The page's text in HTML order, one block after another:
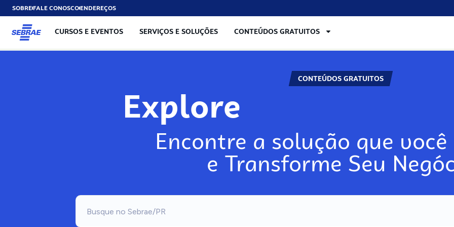
SOBREFALE CONOSCOENDEREÇOS
CURSOS E EVENTOS SERVIÇOS E SOLUÇÕES CONTEÚDOS GRATUITOS
CONTEÚDOS GRATUITOS
Explore
Encontre a solução que você
e Transforme Seu